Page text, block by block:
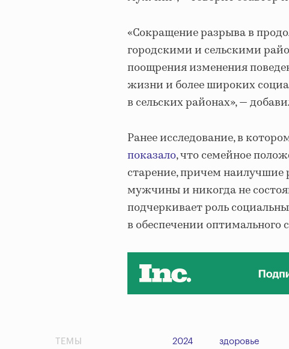
«Сокращение разрыва в
городскими и сельскими
поощрения изменения
жизни и более широких
в сельских районах», —
Ранее исследование, в
показало, что семейное
старение, причем
мужчины и никогда не
подчеркивает роль
в обеспечении оптимального
ТЕМЫ 2024 здоровье